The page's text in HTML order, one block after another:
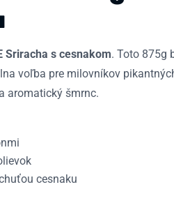
Sriracha s cesnakom. Toto 875g
voľba pre milovníkov
aromatický šmrnc.
cesnaku